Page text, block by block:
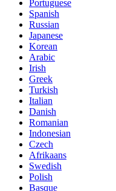
Portuguese
Spanish
Russian
Japanese
Korean
Arabic
Irish
Greek
Turkish
Italian
Danish
Romanian
Indonesian
Czech
Afrikaans
Swedish
Polish
Basque